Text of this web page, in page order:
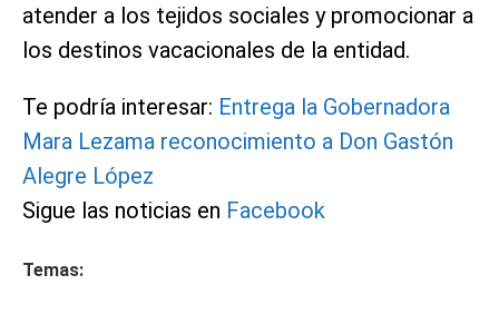
atender a los tejidos sociales y promocionar a
los destinos vacacionales de la entidad.
Te podría interesar: Entrega la Gobernadora
Mara Lezama reconocimiento a Don Gastón
Alegre López
Sigue las noticias en Facebook
Temas: